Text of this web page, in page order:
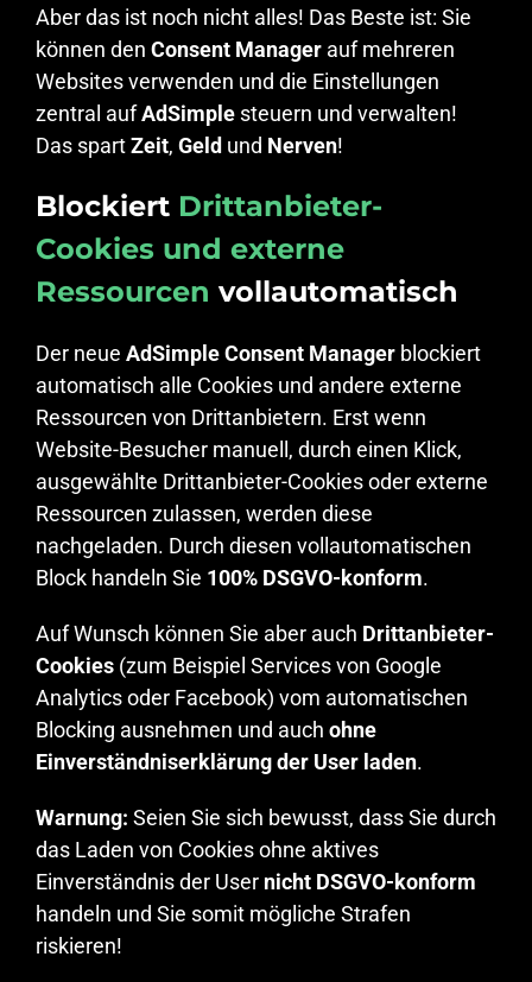
Aber das ist noch nicht alles! Das Beste ist: Sie
können den Consent Manager auf mehreren
Websites verwenden und die Einstellungen
zentral aufAdSimple steuern und verwalten!
Das spartZeit, Geld und Nerven!
Blockiert Drittanbieter-
Cookies und externe
Ressourcen vollautomatisch
Der neue AdSimple Consent Manager blockiert
automatisch alle Cookies und andere externe
Ressourcen von Drittanbietern. Erst wenn
Website-Besucher manuell, durch einen Klick,
ausgewählte Drittanbieter-Cookies oder externe
Ressourcen zulassen, werden diese
nachgeladen. Durch diesen vollautomatischen
Block handeln Sie 100% DSGVO-konform.
Auf Wunsch können Sie aber auch Drittanbieter-
Cookies (zum Beispiel Services von Google
Analytics oder Facebook) vom automatischen
Blocking ausnehmen und auch ohne
Einverständniserklärung der User laden.
Warnung: Seien Sie sich bewusst, dass Sie durch
das Laden von Cookies ohne aktives
Einverständnis der User nicht DSGVO-konform
handeln und Sie somit mögliche Strafen
riskieren!